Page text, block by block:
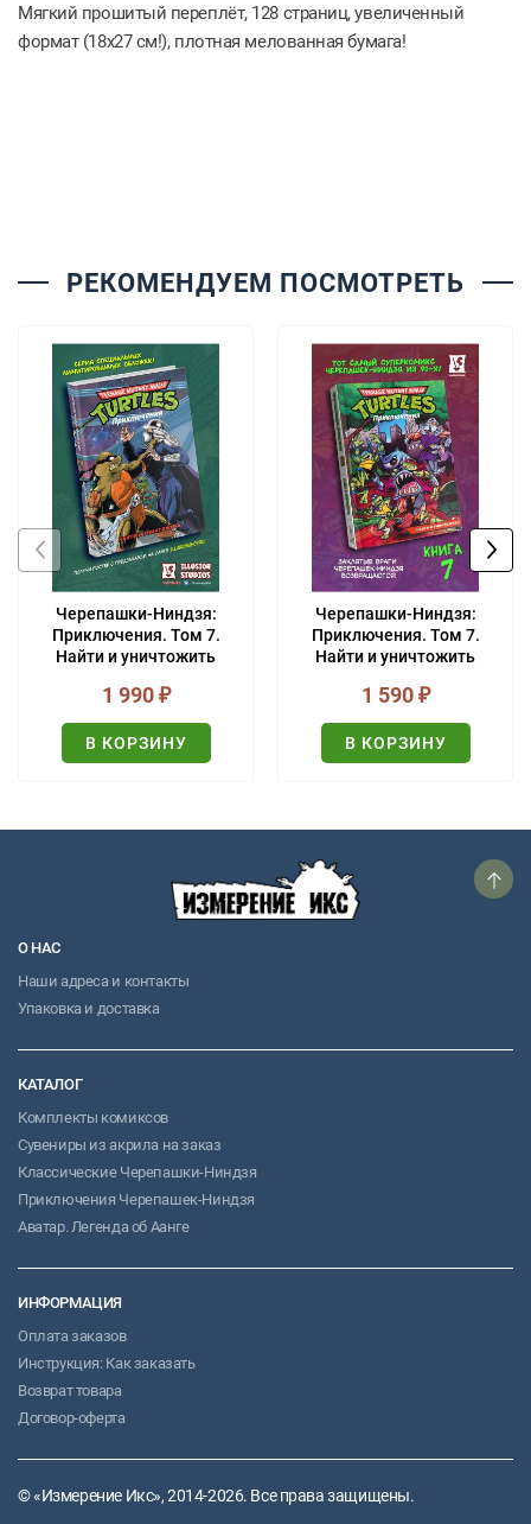
Мягкий прошитый переплёт, 128 страниц, увеличенный
формат (18х27 см!), плотная мелованная бумага!
РЕКОМЕНДУЕМ ПОСМОТРЕТЬ
Черепашки-Ниндзя:
Приключения. Том 7.
Найти и уничтожить
1 990₽
В КОРЗИНУ
Черепашки-Ниндзя:
Приключения. Том 7.
Найти и уничтожить
1 590₽
В КОРЗИНУ
О НАС
Наши адреса и контакты
Упаковка и доставка
КАТАЛОГ
Комплекты комиксов
Сувениры из акрила на заказ
Классические Черепашки-Ниндзя
Приключения Черепашек-Ниндзя
Аватар. Легенда об Аанге
ИНФОРМАЦИЯ
Оплата заказов
Инструкция: Как заказать
Возврат товара
Договор-оферта
© «Измерение Икс», 2014-2026. Все права защищены.